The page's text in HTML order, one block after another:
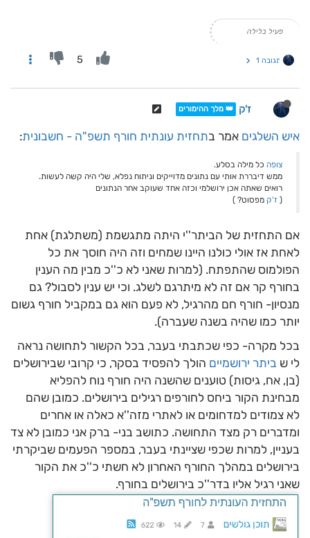
פעיל בלילה
תגובה 1 5
ז'ק 👑 מלך ההימורים
איש השלגים אמר בתחזית עונתית חורף תשפ"ה - חשבונית:
צופה כל מילה בסלע.
ממש דיבררת אותי עם נתונים מדוייקים וניתוח נפלא, שלי היה קשה לעשות.
רואים שאתה אכן ירושלמי וכזה אחד שעוקב אחר הנתונים
( ז'ק מפסוט? )
אם התחזית של הביתר''י היתה מתגשמת (משתלגת) אחת
לאחת אז אולי כולנו היינו שמחים וזה היה חוסך את כל
הפולמוס שהתפתח. (למרות שאני לא כ''כ מבין מה הענין
בחורף קר אם זה לא מיתרגם לשלג. וכי יש ענין לסבול? גם
מנסיון- חורף חם מהרגיל, לא פעם הוא גם במקביל חורף גשום
יותר כמו שהיה בשנה שעברה).
בכל מקרה- כפי שכתבתי בעבר, בכל הקשור לתחושה נראה
לי ש ביתר ירושמיים הולך להפסיד בסקר, כי קרובי שבירושלים
(בן, אח, גיסות) טוענים שהשנה היה חורף נוח להפליא
מבחינת הקור ביחס לחורפים רגילים בירושלים. כמובן שהם
לא צמודים למדחומים או לאתרי מזה''א כאלה או אחרים
ומדברים רק מצד התחושה. כתושב בני- ברק אני כמובן לא צד
בעניין, למרות שכפי שציינתי בעבר, במספר הפעמים שביקרתי
בירושלים במהלך החורף האחרון לא חשתי כ''כ את הקור
שאני רגיל אליו בדר''כ בירושלים בחורף.